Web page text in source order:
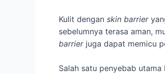
Kulit dengan skin barrier
sebelumnya terasa aman,
barrierjuga dapat memicu
Salah satu penyebab